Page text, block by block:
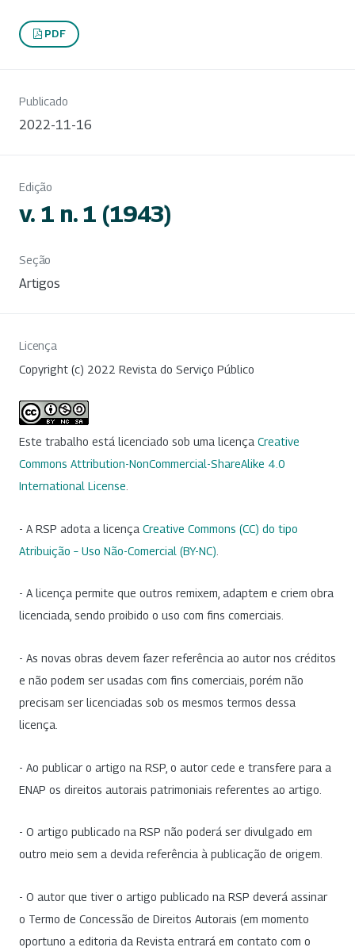
PDF
Publicado
2022-11-16
Edição
v. 1 n. 1 (1943)
Seção
Artigos
Licença
Copyright (c) 2022 Revista do Serviço Público
Este trabalho está licenciado sob uma licença Creative
Commons Attribution-NonCommercial-ShareAlike 4.0
International License
- A RSP adota a licença Creative Commons (CC) do tipo
Atribuição – Uso Não-Comercial (BY-NC)
- A licença permite que outros remixem, adaptem e criem obra
licenciada, sendo proibido o uso com fins comerciais.
- As novas obras devem fazer referência ao autor nos créditos
e não podem ser usadas com fins comerciais, porém não
precisam ser licenciadas sob os mesmos termos dessa
licença.
- Ao publicar o artigo na RSP, o autor cede e transfere para a
ENAP os direitos autorais patrimoniais referentes ao artigo.
- O artigo publicado na RSP não poderá ser divulgado em
outro meio sem a devida referência à publicação de origem.
- O autor que tiver o artigo publicado na RSP deverá assinar
o Termo de Concessão de Direitos Autorais (em momento
oportuno a editoria da Revista entrará em contato com o